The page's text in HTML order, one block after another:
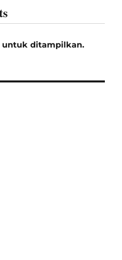
untuk ditampilkan.